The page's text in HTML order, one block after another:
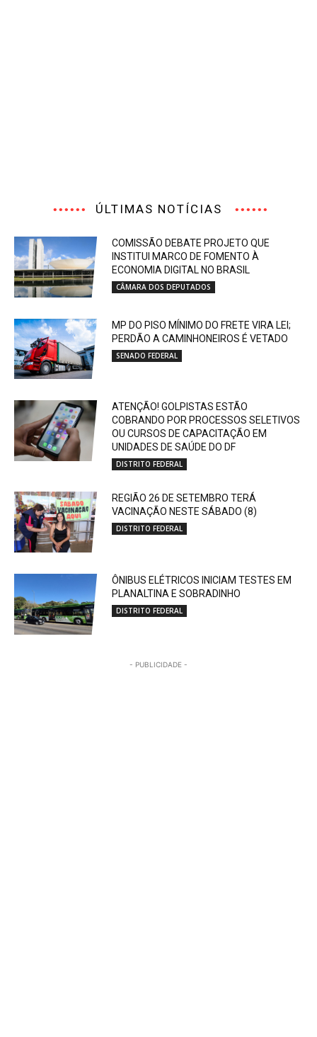
ÚLTIMAS NOTÍCIAS
COMISSÃO DEBATE PROJETO QUE
INSTITUI MARCO DE FOMENTO À
ECONOMIA DIGITAL NO BRASIL
CÂMARA DOS DEPUTADOS
MP DO PISO MÍNIMO DO FRETE VIRA LEI;
PERDÃO A CAMINHONEIROS É VETADO
SENADO FEDERAL
ATENÇÃO! GOLPISTAS ESTÃO
COBRANDO POR PROCESSOS SELETIVOS
OU CURSOS DE CAPACITAÇÃO EM
UNIDADES DE SAÚDE DO DF
DISTRITO FEDERAL
REGIÃO 26 DE SETEMBRO TERÁ
VACINAÇÃO NESTE SÁBADO (8)
DISTRITO FEDERAL
ÔNIBUS ELÉTRICOS INICIAM TESTES EM
PLANALTINA E SOBRADINHO
DISTRITO FEDERAL
- PUBLICIDADE -